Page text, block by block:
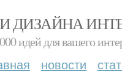
ДИЗАЙНА
идей для вашего
новости